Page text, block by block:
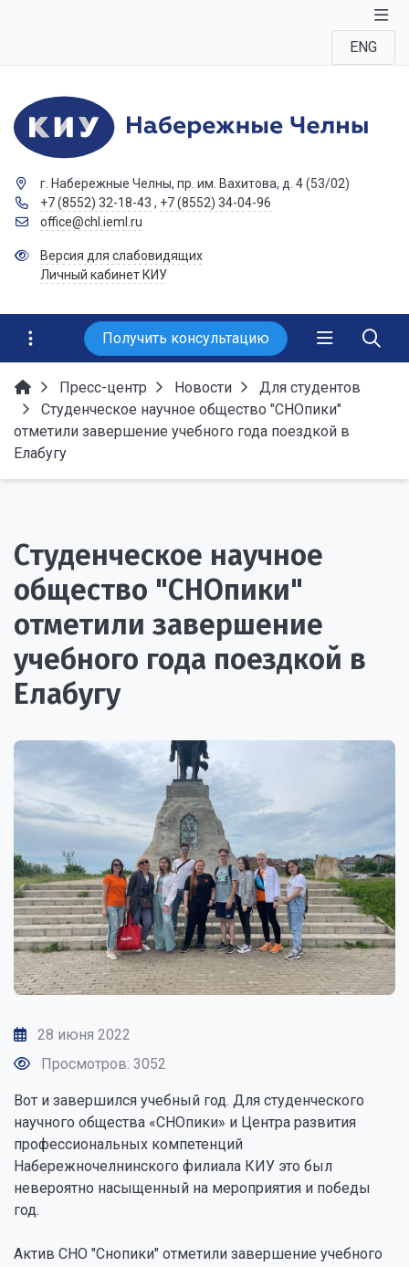
ENG
г. Набережные Челны, пр. им. Вахитова, д. 4 (53/02)
+7 (8552) 32-18-43 , +7 (8552) 34-04-96
office@chl.ieml.ru
Версия для слабовидящих
Личный кабинет КИУ
Получить консультацию
Пресс-центр Новости
Для студентов
Студенческое научное общество "СНОпики"
отметили завершение учебного года поездкой в
Елабугу
Студенческое научное
общество "СНОпики"
отметили завершение
учебного года поездкой в
Елабугу
28 июня 2022
Просмотров: 3052
Вот и завершился учебный год. Для студенческого
научного общества «СНОпики» и Центра развития
профессиональных компетенций
Набережночелнинского филиала КИУ это был
невероятно насыщенный на мероприятия и победы
год.
Актив СНО "Снопики" отметили завершение учебного